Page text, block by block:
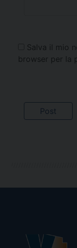
Salva il mio
browser per la